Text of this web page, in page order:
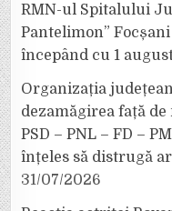
RMN-ul Spitalului
Pantelimon”
începând cu 1
Organizația
dezamăgirea față
PSD – PNL – FD –
înțeles să distrugă
31/07/2026